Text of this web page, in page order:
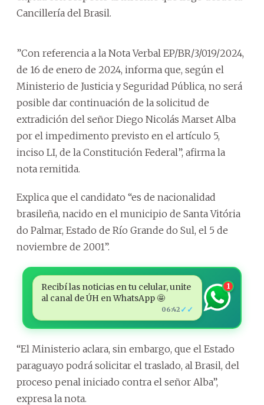
Cancillería del Brasil.
”Con referencia a la Nota Verbal EP/BR/3/019/2024,
de 16 de enero de 2024, informa que, según el
Ministerio de Justicia y Seguridad Pública, no será
posible dar continuación de la solicitud de
extradición del señor Diego Nicolás Marset Alba
por el impedimento previsto en el artículo 5,
inciso LI, de la Constitución Federal”, afirma la
nota remitida.
Explica que el candidato “es de nacionalidad
brasileña, nacido en el municipio de Santa Vitória
do Palmar, Estado de Río Grande do Sul, el 5 de
noviembre de 2001”.
Recibí las noticias en tu celular, unite
al canal de ÚH en WhatsApp 🤩
06:42 ✓✓
1
“El Ministerio aclara, sin embargo, que el Estado
paraguayo podrá solicitar el traslado, al Brasil, del
proceso penal iniciado contra el señor Alba”,
expresa la nota.